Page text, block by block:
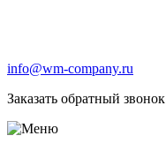
info@wm-company.ru
Заказать обратный звонок